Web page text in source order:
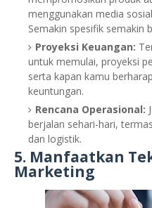
menggunakan media
Semakin spesifik semakin
Proyeksi Keuangan:
untuk memulai, proyeksi
serta kapan kamu
keuntungan.
Rencana Operasional:
berjalan sehari-hari,
dan logistik.
5. Manfaatkan
Marketing